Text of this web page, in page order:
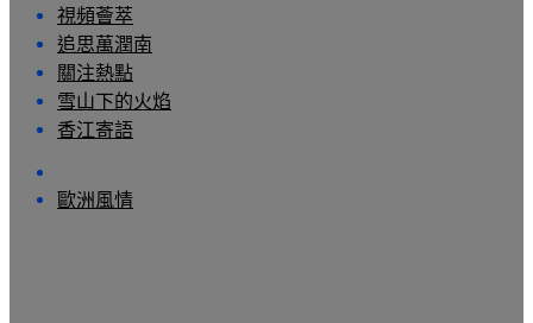
視頻薈萃
追思萬潤南
關注熱點
雪山下的火焰
香江寄語
歐洲風情